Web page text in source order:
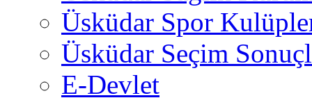
Üsküdar Spor
Üsküdar Seçim
E-Devlet